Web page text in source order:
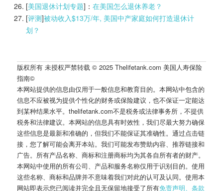
[美国退休计划专题]： 在美国怎么退休养老？
[评测]被动收入$13万/年, 美国中产家庭如何打造退休计
划？
版权所有 未授权严禁转载 © 2025 Thelifetank.com 美国人寿保险
指南©️
本网站提供的信息由仅用于一般信息和教育目的。本网站中包含的
信息不应被视为提供个性化的财务或保险建议，也不保证一定能达
到某种结果水平。thelifetank.com不是税务或法律事务所，不提供
税务和法律建议。本网站的信息具有时效性，我们尽最大努力确保
这些信息是最新和准确的，但我们不能保证其准确性。通过点击链
接，您了解可能会离开本站。我们可能发布赞助内容、推荐链接和
广告。所有产品名称、商标和注册商标均为其各自所有者的财产。
本网站中使用的所有公司、产品和服务名称仅用于识别目的。使用
这些名称、商标和品牌并不意味着我们对此的认可及认同。使用本
网站即表示您已阅读并完全且无保留地接受了所有免责声明、条款